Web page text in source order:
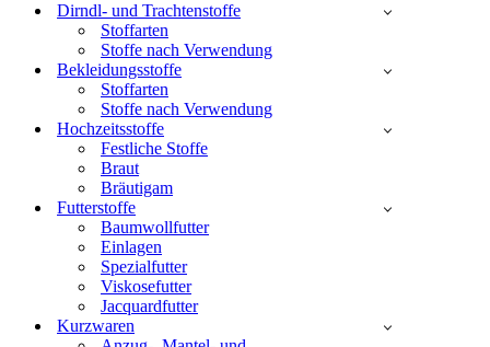
Dirndl- und Trachtenstoffe
Stoffarten
Stoffe nach Verwendung
Bekleidungsstoffe
Stoffarten
Stoffe nach Verwendung
Hochzeitsstoffe
Festliche Stoffe
Braut
Bräutigam
Futterstoffe
Baumwollfutter
Einlagen
Spezialfutter
Viskosefutter
Jacquardfutter
Kurzwaren